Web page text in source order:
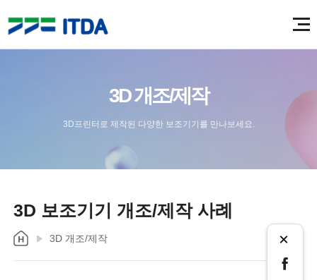
3D 개조/제작
3D프린터로 제작된 다양한 보조기기를 만나보세요.
3D 보조기기 개조/제작 사례
3D 개조/제작 ×